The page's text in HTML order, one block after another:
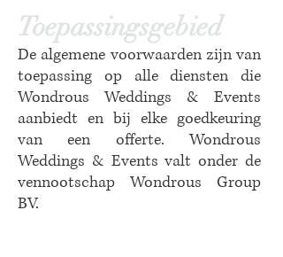
Toepassingsgebied
De algemene voorwaarden zijn van
toepassing op alle diensten die
Wondrous Weddings & Events
aanbiedt en bij elke goedkeuring
van een offerte. Wondrous
Weddings & Events valt onder de
vennootschap Wondrous Group
BV.